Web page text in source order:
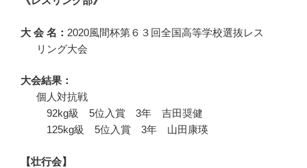
大 会 名： 2020風間杯第６３回全国高等学校選抜レス
リング大会
大会結果：
個人対抗戦
92kg級 5位入賞 3年 吉田奨健
125kg級 5位入賞 3年 山田康瑛
【壮行会】